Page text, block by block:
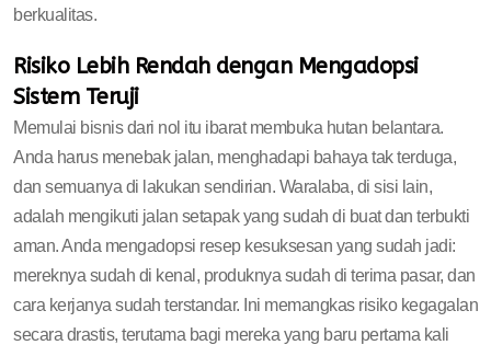
berkualitas.
Risiko Lebih Rendah dengan Mengadopsi
Sistem Teruji
Memulai bisnis dari nol itu ibarat membuka hutan belantara.
Anda harus menebak jalan, menghadapi bahaya tak terduga,
dan semuanya di lakukan sendirian. Waralaba, di sisi lain,
adalah mengikuti jalan setapak yang sudah di buat dan terbukti
aman. Anda mengadopsi resep kesuksesan yang sudah jadi:
mereknya sudah di kenal, produknya sudah di terima pasar, dan
cara kerjanya sudah terstandar. Ini memangkas risiko kegagalan
secara drastis, terutama bagi mereka yang baru pertama kali